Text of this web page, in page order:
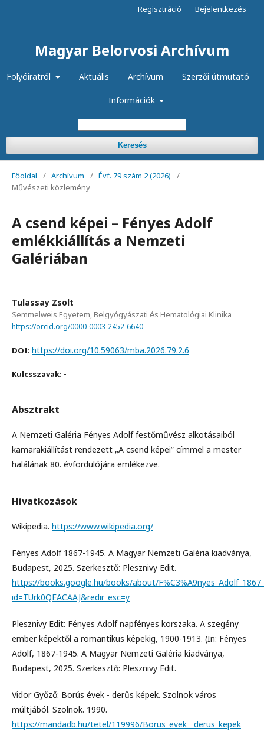
Magyar Belorvosi Archívum
Folyóiratról Aktuális Archívum Szerzői útmutató
Információk
Keresés
Regisztráció Bejelentkezés
Főoldal / Archívum / Évf. 79 szám 2 (2026)
/
Művészeti közlemény
A csend képei – Fényes Adolf
emlékkiállítás a Nemzeti
Galériában
Tulassay Zsolt
Semmelweis Egyetem, Belgyógyászati és Hematológiai Klinika
https://orcid.org/0000-0003-2452-6640
DOI: https://doi.org/10.59063/mba.2026.79.2.6
Kulcsszavak: -
Absztrakt
A Nemzeti Galéria Fényes Adolf festőművész alkotásaiból
kamarakiállítást rendezett „A csend képei” címmel a mester
halálának 80. évfordulójára emlékezve.
Hivatkozások
Wikipedia. https://www.wikipedia.org/
Fényes Adolf 1867-1945. A Magyar Nemzeti Galéria kiadványa,
Budapest, 2025. Szerkesztő: Plesznivy Edit.
https://books.google.hu/books/about/
id=TUrk0QEACAAJ&redir_esc=y
Plesznivy Edit: Fényes Adolf napfényes korszaka. A szegény
ember képektől a romantikus képekig, 1900-1913. (In: Fényes
Adolf, 1867-1945. A Magyar Nemzeti Galéria kiadványa,
Budapest, 2025. Szerkesztő: Plesznivy Edit.
Vidor Győző: Borús évek - derűs képek. Szolnok város
múltjából. Szolnok. 1990.
https://mandadb.hu/tetel/119996/Borus_evek__derus_kepek